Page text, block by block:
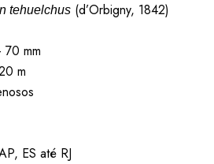
tehuelchus(d’Orbigny, 1842)
mm
m
ES até RJ